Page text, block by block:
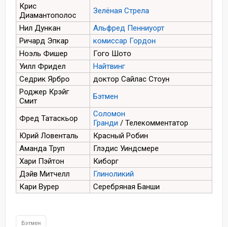
Крис
Диамантополос
Зелёная Стрела
Нил Дункан
Альфред Пенниуорт
Ричард Эпкар
комиссар Гордон
Ноэль Фишер
Гого Шото
Уилл Фридел
Найтвинг
Седрик Ярбро
доктор Сайлас Стоун
Роджер Крэйг
Смит
Бэтмен
Фред Татаскьор
Соломон
Гранди / Телекомментатор
Юрий Ловенталь
Красный Робин
Аманда Труп
Глэдис Уиндсмере
Хари Пэйтон
Киборг
Дэйв Митчелл
Глиноликий
Кари Вурер
Серебряная Банши
Бэтмен